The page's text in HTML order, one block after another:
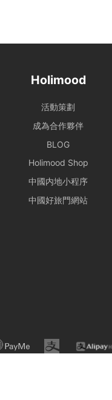
Holimood
活動策劃
成為合作夥伴
BLOG
Holimood Shop
中國内地小程序
中國好旅門網站